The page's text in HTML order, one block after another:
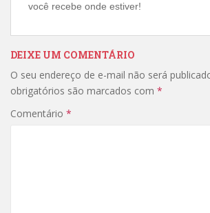
você recebe onde estiver!
DEIXE UM COMENTÁRIO
O seu endereço de e-mail não será
obrigatórios são marcados com *
Comentário *